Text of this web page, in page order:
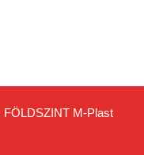
FÖLDSZINT M-Plast